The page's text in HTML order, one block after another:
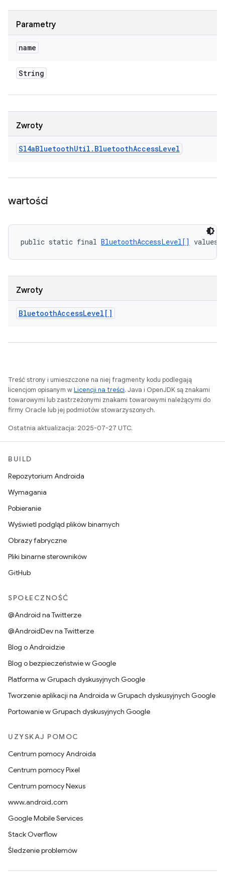
Parametry
name
String
Zwroty
Sl4aBluetoothUtil . BluetoothAccessLevel
wartości
public static final BluetoothAccessLevel[] values
Zwroty
BluetoothAccessLevel[]
Treść strony i umieszczone na niej fragmenty kodu podlegają
licencjom opisanym wLicencji na treści. Java i OpenJDK są znakami
towarowymi lub zastrzeżonymi znakami towarowymi należącymi do
firmy Oracle lub jej podmiotów stowarzyszonych.
Ostatnia aktualizacja: 2025-07-27 UTC.
BUILD
Repozytorium Androida
Wymagania
Pobieranie
Wyświetl podgląd plików binarnych
Obrazy fabryczne
Pliki binarne sterowników
GitHub
SPOŁECZNOŚĆ
@Android na Twitterze
@AndroidDev na Twitterze
Blog o Androidzie
Blog o bezpieczeństwie w Google
Platforma w Grupach dyskusyjnych Google
Tworzenie aplikacji na Androida w Grupach dyskusyjnych Google
Portowanie w Grupach dyskusyjnych Google
UZYSKAJ POMOC
Centrum pomocy Androida
Centrum pomocy Pixel
Centrum pomocy Nexus
www.android.com
Google Mobile Services
Stack Overflow
Śledzenie problemów